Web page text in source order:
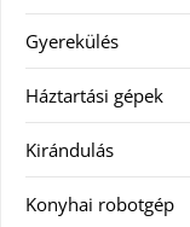
Gyerekülés
Háztartási gépek
Kirándulás
Konyhai robotgép